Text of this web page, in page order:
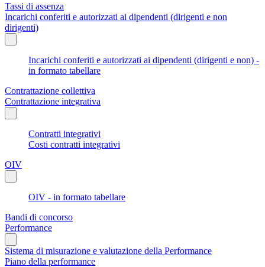
Tassi di assenza
Incarichi conferiti e autorizzati ai dipendenti (dirigenti e non
dirigenti)
Incarichi conferiti e autorizzati ai dipendenti (dirigenti e non) -
in formato tabellare
Contrattazione collettiva
Contrattazione integrativa
Contratti integrativi
Costi contratti integrativi
OIV
OIV - in formato tabellare
Bandi di concorso
Performance
Sistema di misurazione e valutazione della Performance
Piano della performance